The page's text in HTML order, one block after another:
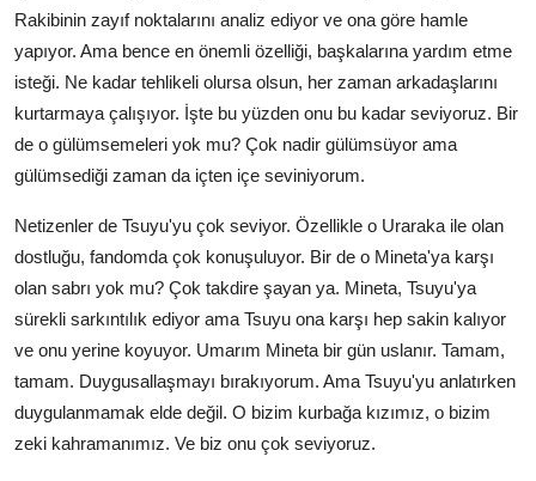
Rakibinin zayıf noktalarını analiz ediyor ve ona göre hamle
yapıyor. Ama bence en önemli özelliği, başkalarına yardım etme
isteği. Ne kadar tehlikeli olursa olsun, her zaman arkadaşlarını
kurtarmaya çalışıyor. İşte bu yüzden onu bu kadar seviyoruz. Bir
de o gülümsemeleri yok mu? Çok nadir gülümsüyor ama
gülümsediği zaman da içten içe seviniyorum.
Netizenler de Tsuyu'yu çok seviyor. Özellikle o Uraraka ile olan
dostluğu, fandomda çok konuşuluyor. Bir de o Mineta'ya karşı
olan sabrı yok mu? Çok takdire şayan ya. Mineta, Tsuyu'ya
sürekli sarkıntılık ediyor ama Tsuyu ona karşı hep sakin kalıyor
ve onu yerine koyuyor. Umarım Mineta bir gün uslanır. Tamam,
tamam. Duygusallaşmayı bırakıyorum. Ama Tsuyu'yu anlatırken
duygulanmamak elde değil. O bizim kurbağa kızımız, o bizim
zeki kahramanımız. Ve biz onu çok seviyoruz.